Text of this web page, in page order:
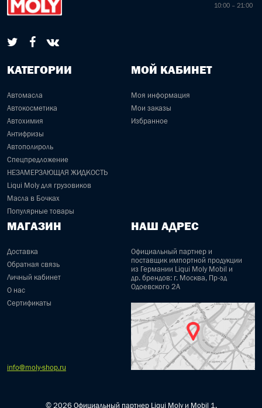
10:00 – 21:00
КАТЕГОРИИ
Автомасла
Автокосметика
Автохимия
Антифризы
Автополироль
Спецпредложение
НЕЗАМЕРЗАЮЩАЯ ЖИДКОСТЬ
Liqui Moly для грузовиков
Масла в Бочках
Популярные товары
МОЙ КАБИНЕТ
Моя информация
Мои заказы
Избранное
МАГАЗИН
Доставка
Обратная связь
Личный кабинет
О нас
Сертификаты
НАШ АДРЕС
Официальный партнер и
поставщик импортной продукции
из Германии Liqui Moly Mobil и
др. брендов: г. Москва, Пр-зд
Одоевского 2А
info@moly-shop.ru
© 2026 Официальный партнер Liqui Moly и Mobil 1.